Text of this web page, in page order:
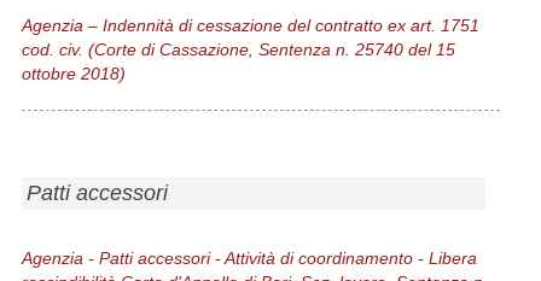
Agenzia – Indennità di cessazione del contratto ex art. 1751
cod. civ. (Corte di Cassazione, Sentenza n. 25740 del 15
ottobre 2018)
Patti accessori
Agenzia - Patti accessori - Attività di coordinamento - Libera